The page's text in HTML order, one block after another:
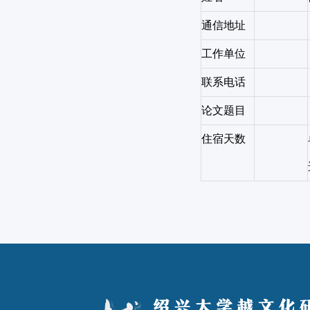
通信地址
工作单位
联系电话
论文题目
住宿天数